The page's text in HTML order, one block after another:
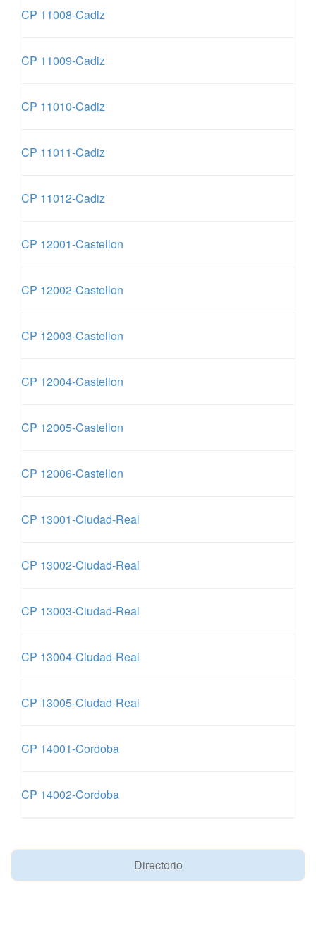
CP 11008-Cadiz
CP 11009-Cadiz
CP 11010-Cadiz
CP 11011-Cadiz
CP 11012-Cadiz
CP 12001-Castellon
CP 12002-Castellon
CP 12003-Castellon
CP 12004-Castellon
CP 12005-Castellon
CP 12006-Castellon
CP 13001-Ciudad-Real
CP 13002-Ciudad-Real
CP 13003-Ciudad-Real
CP 13004-Ciudad-Real
CP 13005-Ciudad-Real
CP 14001-Cordoba
CP 14002-Cordoba
Directorio